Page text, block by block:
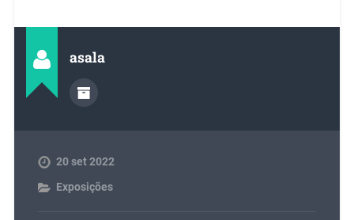
asala
20 set 2022
Exposições